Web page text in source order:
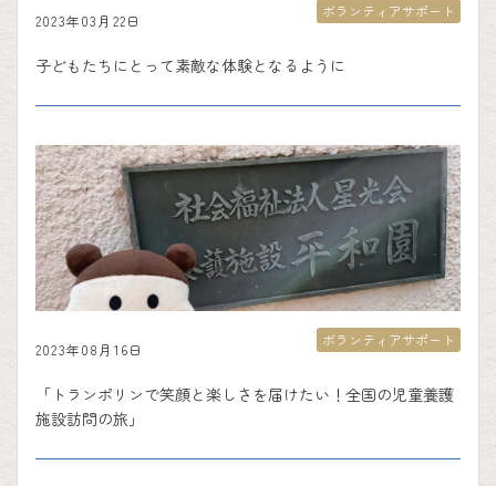
2023年03月22日
子どもたちにとって素敵な体験となるように
ボランティアサポート
2023年08月16日
「トランポリンで笑顔と楽しさを届けたい！全国の児童養護
施設訪問の旅」
ボランティアサポート